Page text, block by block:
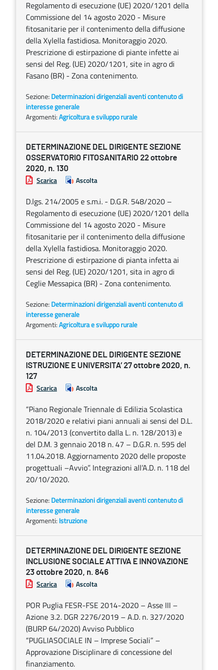
Regolamento di esecuzione (UE) 2020/1201 della
Commissione del 14 agosto 2020 - Misure
fitosanitarie per il contenimento della diffusione
della Xylella fastidiosa. Monitoraggio 2020.
Prescrizione di estirpazione di piante infette ai
sensi del Reg. (UE) 2020/1201, site in agro di
Fasano (BR) - Zona contenimento.
Sezione: Determinazioni dirigenziali aventi contenuto di
interesse generale
Argomenti:Agricoltura e sviluppo rurale
DETERMINAZIONE DEL DIRIGENTE SEZIONE
OSSERVATORIO FITOSANITARIO 22 ottobre
2020, n. 130
Scarica Ascolta
D.lgs. 214/2005 e s.m.i. - D.G.R. 548/2020 –
Regolamento di esecuzione (UE) 2020/1201 della
Commissione del 14 agosto 2020 - Misure
fitosanitarie per il contenimento della diffusione
della Xylella fastidiosa. Monitoraggio 2020.
Prescrizione di estirpazione di pianta infetta ai
sensi del Reg. (UE) 2020/1201, sita in agro di
Ceglie Messapica (BR) - Zona contenimento.
Sezione: Determinazioni dirigenziali aventi contenuto di
interesse generale
Argomenti:Agricoltura e sviluppo rurale
DETERMINAZIONE DEL DIRIGENTE SEZIONE
ISTRUZIONE E UNIVERSITA’ 27 ottobre 2020, n.
127
Scarica Ascolta
“Piano Regionale Triennale di Edilizia Scolastica
2018/2020 e relativi piani annuali ai sensi del D.L.
n. 104/2013 (convertito dalla L. n. 128/2013) e
del D.M. 3 gennaio 2018 n. 47 – D.G.R. n. 595 del
11.04.2018. Aggiornamento 2020 delle proposte
progettuali –Avvio”. Integrazioni all’A.D. n. 118 del
20/10/2020.
Sezione: Determinazioni dirigenziali aventi contenuto di
interesse generale
Argomenti: Istruzione
DETERMINAZIONE DEL DIRIGENTE SEZIONE
INCLUSIONE SOCIALE ATTIVA E INNOVAZIONE
23 ottobre 2020, n. 846
Scarica Ascolta
POR Puglia FESR-FSE 2014-2020 – Asse III –
Azione 3.2. DGR 2276/2019 – A.D. n. 327/2020
(BURP 64/2020) Avviso Pubblico
“PUGLIASOCIALE IN – Imprese Sociali” –
Approvazione Disciplinare di concessione del
finanziamento.